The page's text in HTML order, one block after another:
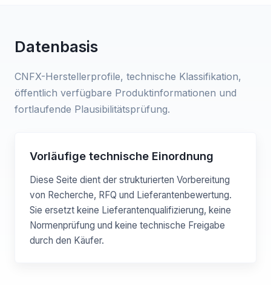
Datenbasis
CNFX-Herstellerprofile, technische Klassifikation,
öffentlich verfügbare Produktinformationen und
fortlaufende Plausibilitätsprüfung.
Vorläufige technische Einordnung
Diese Seite dient der strukturierten Vorbereitung
von Recherche, RFQ und Lieferantenbewertung.
Sie ersetzt keine Lieferantenqualifizierung, keine
Normenprüfung und keine technische Freigabe
durch den Käufer.